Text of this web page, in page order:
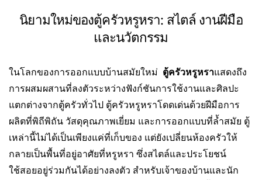
นิยามใหม่ของตู้ครัวหรูหรา: สไตล์ งานฝีมือ
และนวัตกรรม
ในโลกของการออกแบบบ้านสมัยใหม่ ตู้ครัวหรูหราแสดงถึง
การผสมผสานที่ลงตัวระหว่างฟังก์ชันการใช้งานและศิลปะ
แตกต่างจากตู้ครัวทั่วไป ตู้ครัวหรูหราโดดเด่นด้วยฝีมือการ
ผลิตที่พิถีพิถัน วัสดุคุณภาพเยี่ยม และการออกแบบที่ล้ำสมัย ตู้
เหล่านี้ไม่ได้เป็นเพียงแค่ที่เก็บของ แต่ยังเปลี่ยนห้องครัวให้
กลายเป็นพื้นที่อยู่อาศัยที่หรูหรา ซึ่งสไตล์และประโยชน์
ใช้สอยอยู่ร่วมกันได้อย่างลงตัว สำหรับเจ้าของบ้านและนัก